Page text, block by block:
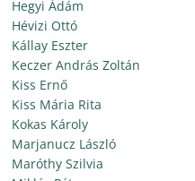
Hegyi Ádám
Hévizi Ottó
Kállay Eszter
Keczer András Zoltán
Kiss Ernő
Kiss Mária Rita
Kokas Károly
Marjanucz László
Maróthy Szilvia